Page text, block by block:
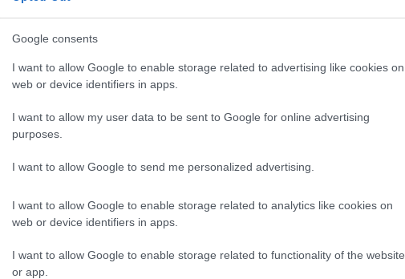
Google consents
I want to allow Google to enable storage related to advertising like cookies on
web or device identifiers in apps.
I want to allow my user data to be sent to Google for online advertising
purposes.
I want to allow Google to send me personalized advertising.
I want to allow Google to enable storage related to analytics like cookies on
web or device identifiers in apps.
I want to allow Google to enable storage related to functionality of the website
or app.
Ιουλίου, κερδίζουν 1,11% ή 1,24 δολάρια
Newsκαι μάθετε πρώτοι όλες τις